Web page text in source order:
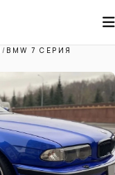
/ BMW 7 СЕРИЯ